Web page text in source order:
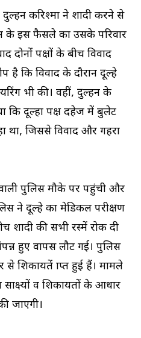
करिश्मा ने शादी करने से
के इस फैसले का उसके परिवार
दोनों पक्षों के बीच विवाद
है कि विवाद के दौरान दूल्हे
भी की। वहीं, दुल्हन के
कि दूल्हा पक्ष दहेज में बुलेट
था, जिससे विवाद और गहरा
पुलिस मौके पर पहुंची और
ने दूल्हे का मेडिकल परीक्षण
शादी की सभी रस्में रोक दी
हुए वापस लौट गई। पुलिस
शिकायतें प्राप्त हुई हैं। मामले
व शिकायतों के आधार
जाएगी।